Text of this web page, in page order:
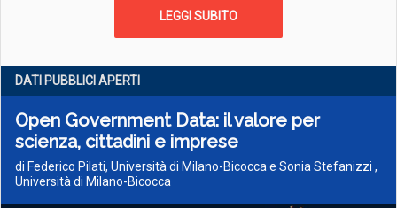
LEGGI SUBITO
DATI PUBBLICI APERTI
Open Government Data: il valore per
scienza, cittadini e imprese
di Federico Pilati, Università di Milano-Bicocca e Sonia Stefanizzi ,
Università di Milano-Bicocca